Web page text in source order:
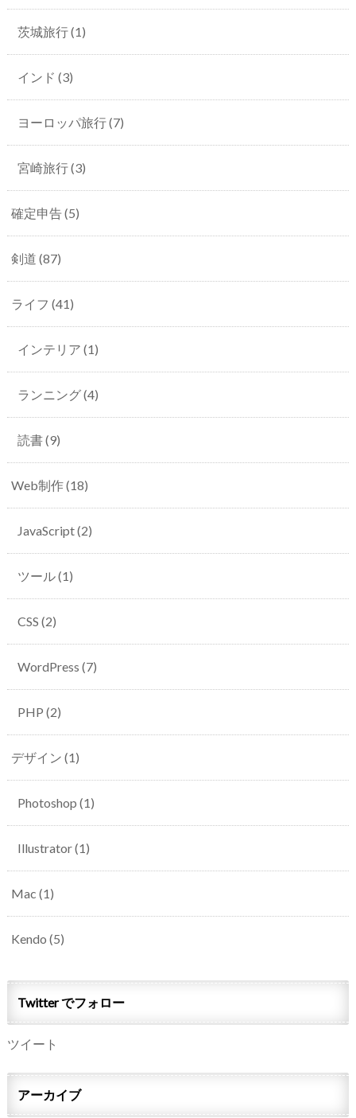
茨城旅行(1)
インド (3)
ヨーロッパ旅行(7)
宮崎旅行(3)
確定申告(5)
剣道 (87)
ライフ (41)
インテリア (1)
ランニング(4)
読書(9)
Web制作(18)
JavaScript(2)
ツール(1)
CSS (2)
WordPress (7)
PHP (2)
デザイン (1)
Photoshop (1)
Illustrator(1)
Mac (1)
Kendo (5)
Twitter でフォロー
ツイート
アーカイブ